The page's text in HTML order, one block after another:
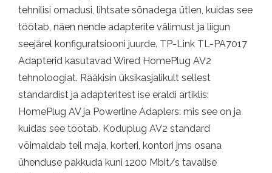
tehnilisi omadusi, lihtsate sõnadega ütlen, kuidas see
töötab, näen nende adapterite välimust ja liigun
seejärel konfiguratsiooni juurde. TP-Link TL-PA7017
Adapterid kasutavad Wired HomePlug AV2
tehnoloogiat. Rääkisin üksikasjalikult sellest
standardist ja adapteritest ise eraldi artiklis:
HomePlug AV ja Powerline Adaplers: mis see on ja
kuidas see töötab. Koduplug AV2 standard
võimaldab teil maja, korteri, kontori jms osana
ühenduse pakkuda kuni 1200 Mbit/s tavalise